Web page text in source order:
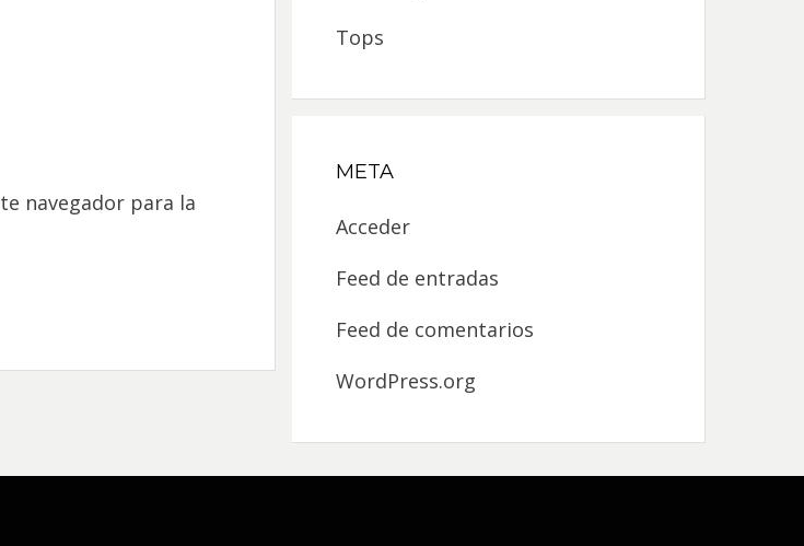
navegador para la
Tops
META
Acceder
Feed de entradas
Feed de comentarios
WordPress.org